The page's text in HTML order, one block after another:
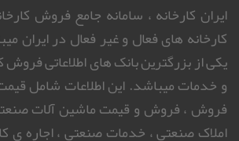
ایران کارخانه ، سامانه جامع فروش
کارخانه های فعال و غیر فعال در ایران
یکی از بزرگترین بانک های اطلاعاتی
و خدمات میباشد. این اطلاعات شامل
فروش ، فروش و قیمت ماشین آلات
املاک صنعتی ، خدمات صنعتی ، اجاره ی